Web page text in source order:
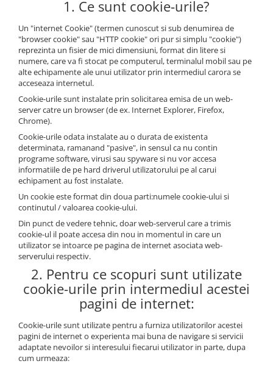
Schneider Cedar
Vimar Neve
Vimar Plana
Vimar Arke
Himel Flexo
Automatizari
Separatoare de sarcina
Lampa de semnalizare
Conectica si accesorii
Cleme si conectori
Repartitoare
Borniera si bara nul
Pini terminali
Interfonie
Scule meseriasi
1. Ce sunt cookie-urile?
Un "internet Cookie" (termen cunoscut si sub denumirea de
"browser cookie" sau "HTTP cookie" ori pur si simplu "cookie")
reprezinta un fisier de mici dimensiuni, format din litere si
numere, care va fi stocat pe computerul, terminalul mobil sau pe
alte echipamente ale unui utilizator prin intermediul carora se
acceseaza internetul.
Cookie-urile sunt instalate prin solicitarea emisa de un web-
server catre un browser (de ex. Internet Explorer, Firefox,
Chrome).
Cookie-urile odata instalate au o durata de existenta
determinata, ramanand "pasive", in sensul ca nu contin
programe software, virusi sau spyware si nu vor accesa
informatiile de pe hard driverul utilizatorului pe al carui
echipament au fost instalate.
Un cookie este format din doua parti:numele cookie-ului si
continutul / valoarea cookie-ului.
Din punct de vedere tehnic, doar web-serverul care a trimis
cookie-ul il poate accesa din nou in momentul in care un
utilizator se intoarce pe pagina de internet asociata web-
serverului respectiv.
2. Pentru ce scopuri sunt utilizate
cookie-urile prin intermediul acestei
pagini de internet:
Cookie-urile sunt utilizate pentru a furniza utilizatorilor acestei
pagini de internet o experienta mai buna de navigare si servicii
adaptate nevoilor si interesului fiecarui utilizator in parte, dupa
cum urmeaza: